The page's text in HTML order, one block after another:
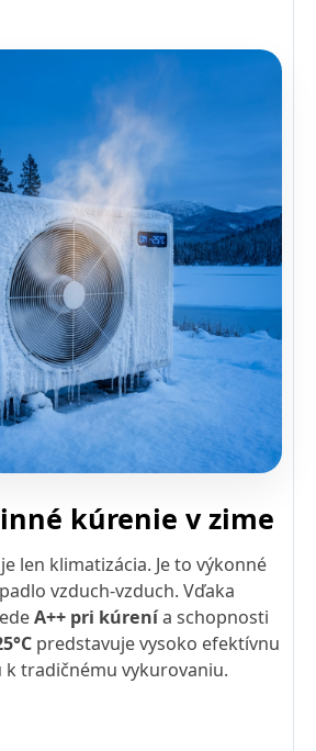
kúrenie v zime
je len klimatizácia. Je to výkonné
vzduch-vzduch. Vďaka
A++ pri kúrenía schopnosti
predstavuje vysoko efektívnu
tradičnému vykurovaniu.